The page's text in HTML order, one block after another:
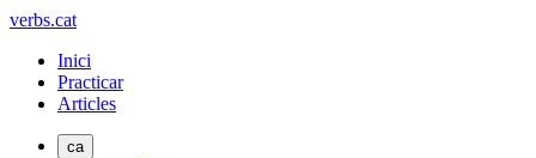
verbs.cat
Inici
Practicar
Articles
ca